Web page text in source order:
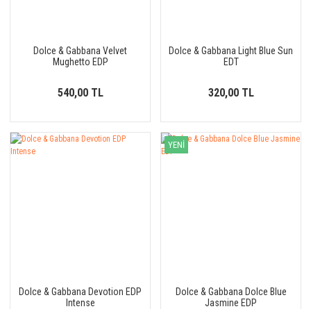
Dolce & Gabbana Velvet
Mughetto EDP
540,00 TL
Dolce & Gabbana Light Blue Sun
EDT
320,00 TL
Dolce & Gabbana Devotion EDP
Intense
YENİ
Dolce & Gabbana Dolce Blue
Jasmine EDP